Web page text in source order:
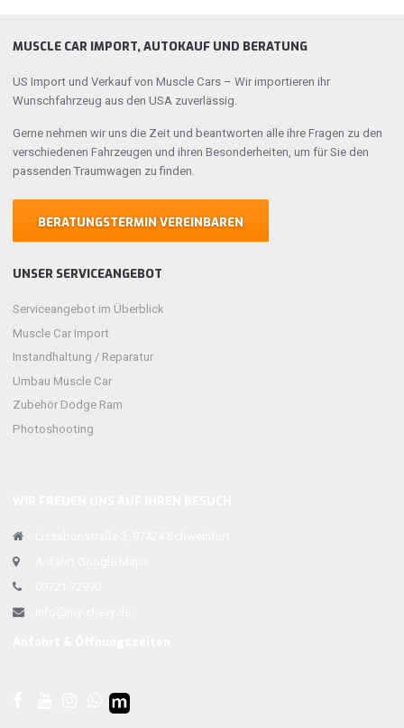
MUSCLE CAR IMPORT, AUTOKAUF UND BERATUNG
US Import und Verkauf von Muscle Cars – Wir importieren ihr
Wunschfahrzeug aus den USA zuverlässig.
Gerne nehmen wir uns die Zeit und beantworten alle ihre Fragen zu den
verschiedenen Fahrzeugen und ihren Besonderheiten, um für Sie den
passenden Traumwagen zu finden.
BERATUNGSTERMIN VEREINBAREN
UNSER SERVICEANGEBOT
Serviceangebot im Überblick
Muscle Car Import
Instandhaltung / Reparatur
Umbau Muscle Car
Zubehör Dodge Ram
Photoshooting